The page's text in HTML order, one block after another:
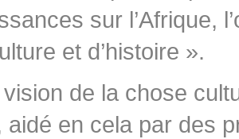
sur l’Afrique,
et d’histoire ».
de la chose
aidé en cela par des